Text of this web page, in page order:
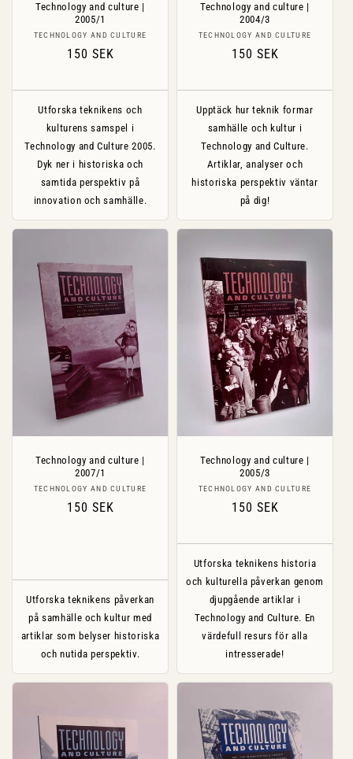
Technology and culture |
2005/1
Säljare:
TECHNOLOGY AND CULTURE
Ordinarie
150 SEK
Utforska teknikens och
kulturens samspel i
Technology and Culture 2005.
Dyk ner i historiska och
samtida perspektiv på
innovation och samhälle.
Technology and culture |
2004/3
Säljare:
TECHNOLOGY AND CULTURE
Ordinarie
150 SEK
Upptäck hur teknik formar
samhälle och kultur i
Technology and Culture.
Artiklar, analyser och
historiska perspektiv väntar
på dig!
Technology and culture |
2007/1
Säljare:
TECHNOLOGY AND CULTURE
Ordinarie
150 SEK
Utforska teknikens påverkan
på samhälle och kultur med
artiklar som belyser historiska
och nutida perspektiv.
Technology and culture |
2005/3
Säljare:
TECHNOLOGY AND CULTURE
Ordinarie
150 SEK
Utforska teknikens historia
och kulturella påverkan genom
djupgående artiklar i
Technology and Culture. En
värdefull resurs för alla
intresserade!